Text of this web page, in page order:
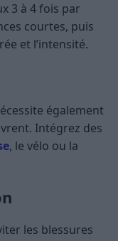
3 à 4 fois par
courtes, puis
et l’intensité.
également
Intégrez des
, le vélo ou la
les blessures